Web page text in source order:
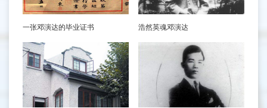
一张邓演达的毕业证书 浩然英魂邓演达